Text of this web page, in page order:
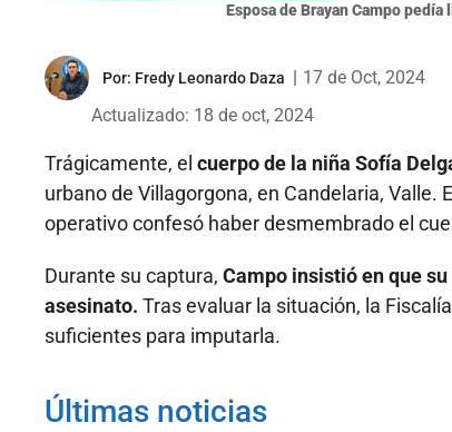
Esposa de Brayan Campo
Por: Fredy Leonardo Daza
17 de Oct, 2024
Actualizado: 18 de oct, 2024
Trágicamente, el cuerpo de la niña Sofía
urbano de Villagorgona, en Candelaria, Valle.
operativo confesó haber desmembrado el
Durante su captura, Campo insistió en que
asesinato. Tras evaluar la situación, la
suficientes para imputarla.
Últimas noticias